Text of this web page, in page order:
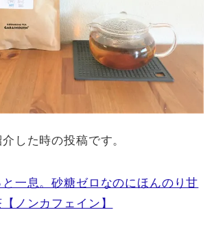
した時の投稿です。
と一息。砂糖ゼロなのにほんのり甘
ノンカフェイン】